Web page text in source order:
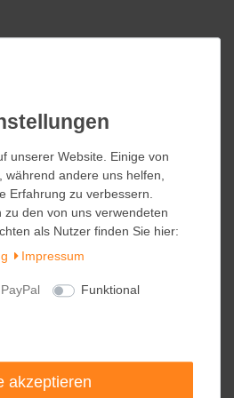
unserer Website. Einige von
andere uns helfen,
Erfahrung zu verbessern.
den von uns verwendeten
als Nutzer finden Sie hier:
Impressum
PayPal Funktional
akzeptieren
unserer Website. Einige von
andere uns helfen,
Erfahrung zu verbessern.
den von uns verwendeten
als Nutzer finden Sie hier:
Impressum
PayPal Funktional
akzeptieren